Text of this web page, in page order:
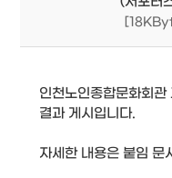
인천노인종합문화회
결과 게시입니다.
자세한 내용은 붙임 문